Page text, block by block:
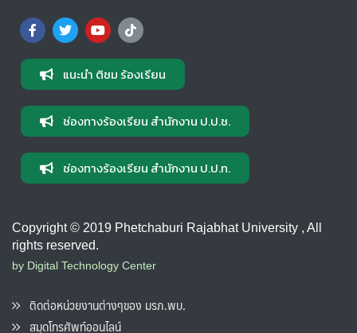
แนะนำ ติชม ร้องเรียน
ช่องทางร้องเรียน สำนักงาน ป.ป.ช.
ช่องทางร้องเรียน สำนักงาน ป.ป.ท.
Copyright © 2019 Phetchaburi Rajabhat University , All
rights reserved.
by Digital Technology Center
ติดต่อหน่วยงานต่างๆของ มรภ.พบ.
สมุดโทรศัพท์ออนไลน์